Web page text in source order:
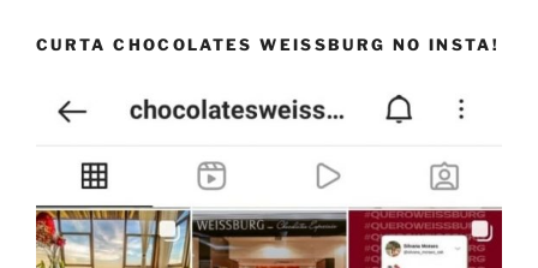
CURTA CHOCOLATES WEISSBURG NO INSTA!